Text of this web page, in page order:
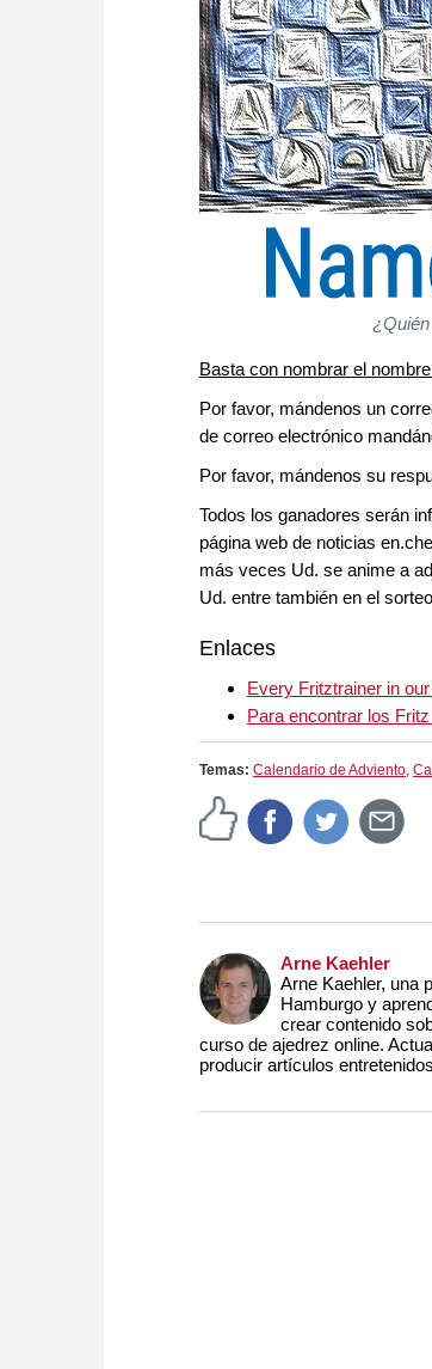
Basta con nombrar el
Por favor, mándenos un
de correo electrónico
Por favor, mándenos su
Todos los ganadores serán
página web de noticias
más veces Ud. se anime a
Ud. entre también en el
Enlaces
Every Fritztrainer in
Para encontrar los
Temas: Calendario de Adviento,
Arne Kaehler
Arne Kaehler, una
Hamburgo y
crear contenido
curso de ajedrez online.
producir artículos